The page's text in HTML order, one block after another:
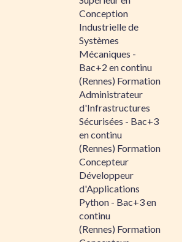
Conception
Industrielle de
Systèmes
Mécaniques -
Bac+2 en continu
(Rennes) Formation
Administrateur
d'Infrastructures
Sécurisées - Bac+3
en continu
(Rennes) Formation
Concepteur
Développeur
d'Applications
Python - Bac+3 en
continu
(Rennes) Formation